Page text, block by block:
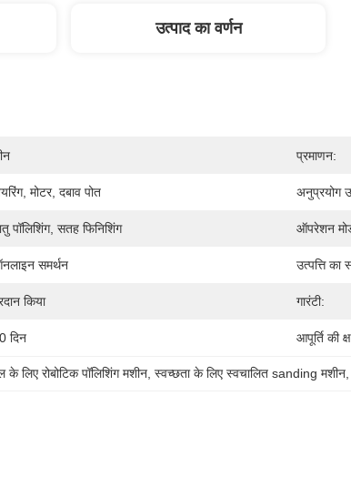
उत्पाद का वर्णन
प्रमाणन:
मोटर, दबाव पोत अनुप्रयोग
पॉलिशिंग, सतह फिनिशिंग ऑपरेशन
समर्थन उत्पत्ति का
किया गारंटी:
दिन आपूर्ति की
के लिए रोबोटिक पॉलिशिंग मशीन , स्वच्छता के लिए स्वचालित sanding मशीन